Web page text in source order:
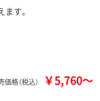
す。
価格（税込） ￥5,760～